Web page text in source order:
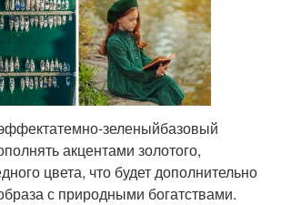
темно-зеленыйбазовый
акцентами золотого,
цвета, что будет дополнительно
с природными богатствами.